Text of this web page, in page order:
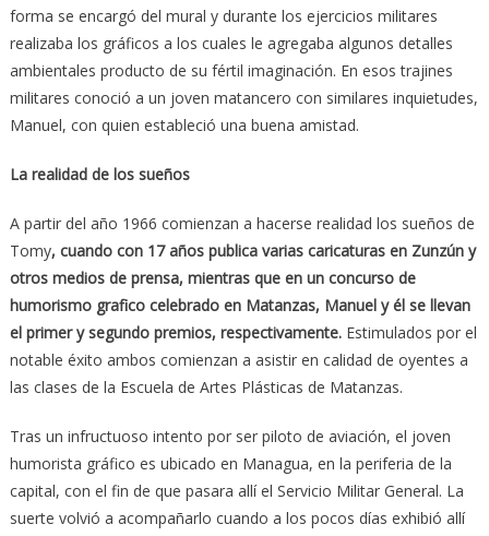
forma se encargó del mural y durante los ejercicios militares
realizaba los gráficos a los cuales le agregaba algunos detalles
ambientales producto de su fértil imaginación. En esos trajines
militares conoció a un joven matancero con similares inquietudes,
Manuel, con quien estableció una buena amistad.
La realidad de los sueños
A partir del año 1966 comienzan a hacerse realidad los sueños de
Tomy, cuando con 17 años publica varias caricaturas en Zunzún y
otros medios de prensa, mientras que en un concurso de
humorismo grafico celebrado en Matanzas, Manuel y él se llevan
el primer y segundo premios, respectivamente.Estimulados por el
notable éxito ambos comienzan a asistir en calidad de oyentes a
las clases de la Escuela de Artes Plásticas de Matanzas.
Tras un infructuoso intento por ser piloto de aviación, el joven
humorista gráfico es ubicado en Managua, en la periferia de la
capital, con el fin de que pasara allí el Servicio Militar General. La
suerte volvió a acompañarlo cuando a los pocos días exhibió allí